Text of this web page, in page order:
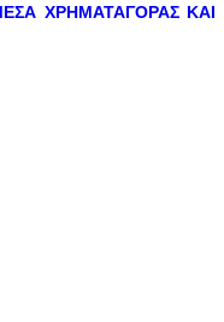
ΧΡΗΜΑΤΑΓΟΡΑΣ ΚΑΙ